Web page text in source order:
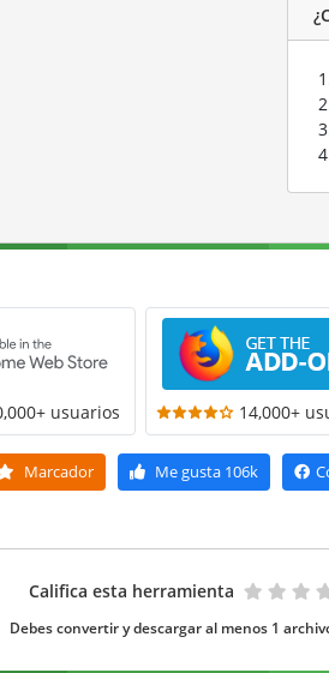
usuarios 14,000+
Marcador Me gusta 106k
Califica esta herramienta
Debes convertir y descargar al menos 1